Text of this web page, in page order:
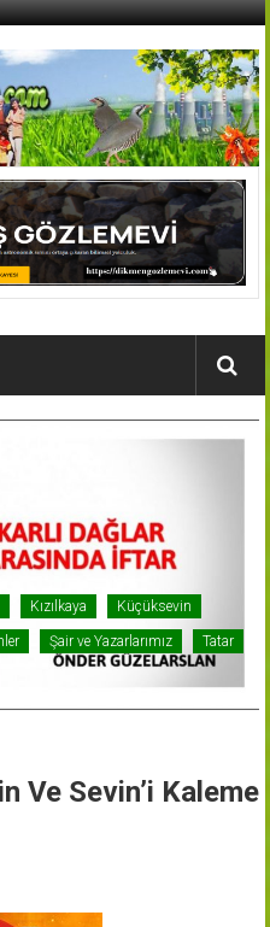
Kızılkaya Küçüksevin
Şair ve Yazarlarımız Tatar
Ve Sevin’i Kaleme